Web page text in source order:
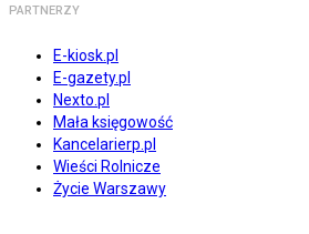
PARTNERZY
E-kiosk.pl
E-gazety.pl
Nexto.pl
Mała księgowość
Kancelarierp.pl
Wieści Rolnicze
Życie Warszawy